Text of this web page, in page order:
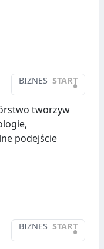
BIZNES START
•
tworzyw
podejście
BIZNES START
•